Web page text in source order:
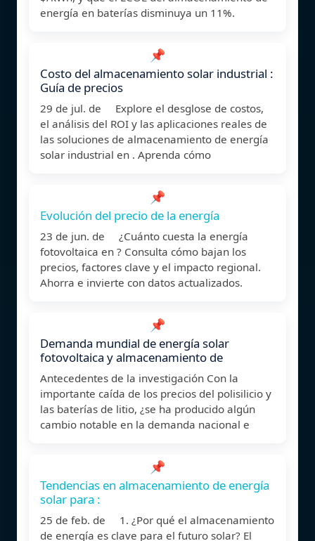
energía en baterías disminuya un 11%.
📌
Costo del almacenamiento solar industrial :
Guía de precios
29 de jul. de Explore el desglose de costos,
el análisis del ROI y las aplicaciones reales de
las soluciones de almacenamiento de energía
solar industrial en . Aprenda cómo
📌
Evolución del precio de la energía
23 de jun. de ¿Cuánto cuesta la energía
fotovoltaica en ? Consulta cómo bajan los
precios, factores clave y el impacto regional.
Ahorra e invierte con datos actualizados.
📌
Demanda mundial de energía solar
fotovoltaica y almacenamiento de
Antecedentes de la investigación Con la
importante caída de los precios del polisilicio y
las baterías de litio, ¿se ha producido algún
cambio notable en la demanda nacional e
📌
Tendencias en almacenamiento de energía
solar para :
25 de feb. de 1. ¿Por qué el almacenamiento
de energía es clave para el futuro solar? El